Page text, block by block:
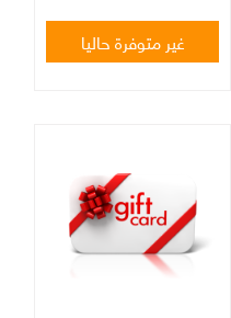
غير متوفرة حاليا